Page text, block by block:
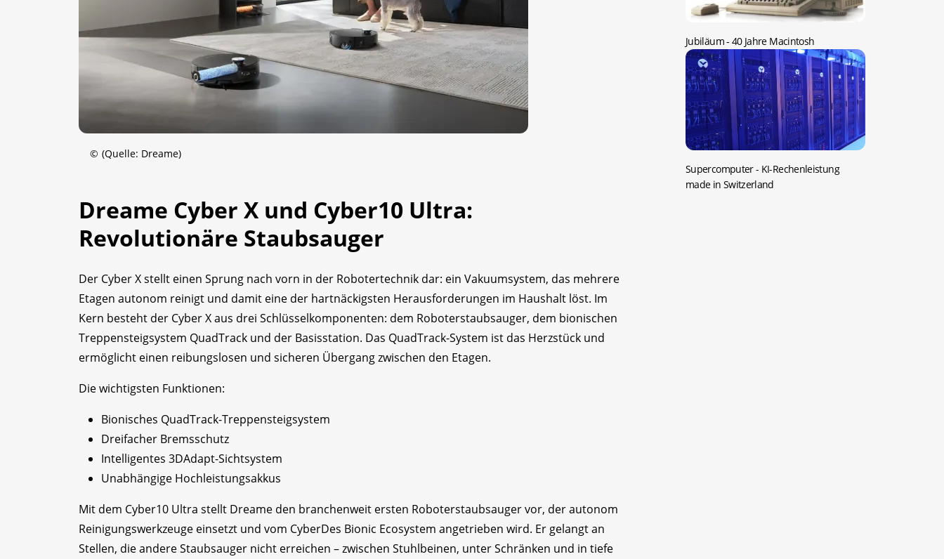
© (Quelle: Dreame)
Dreame Cyber X und Cyber10 Ultra:
Revolutionäre Staubsauger
Der Cyber X stellt einen Sprung nach vorn in der Robotertechnik dar: ein Vakuumsystem, das mehrere
Etagen autonom reinigt und damit eine der hartnäckigsten Herausforderungen im Haushalt löst. Im
Kern besteht der Cyber X aus drei Schlüsselkomponenten: dem Roboterstaubsauger, dem bionischen
Treppensteigsystem QuadTrack und der Basisstation. Das QuadTrack-System ist das Herzstück und
ermöglicht einen reibungslosen und sicheren Übergang zwischen den Etagen.
Die wichtigsten Funktionen:
Bionisches QuadTrack-Treppensteigsystem
Dreifacher Bremsschutz
Intelligentes 3DAdapt-Sichtsystem
Unabhängige Hochleistungsakkus
Mit dem Cyber10 Ultra stellt Dreame den branchenweit ersten Roboterstaubsauger vor, der autonom
Reinigungswerkzeuge einsetzt und vom CyberDes Bionic Ecosystem angetrieben wird. Er gelangt an
Stellen, die andere Staubsauger nicht erreichen – zwischen Stuhlbeinen, unter Schränken und in tiefe
Jubiläum - 40 Jahre Macintosh
Supercomputer - KI-Rechenleistung
made in Switzerland